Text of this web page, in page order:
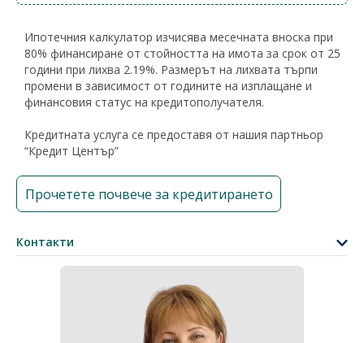
Ипотечния калкулатор изчисява месечната вноска при
80% финансиране от стойността на имота за срок от 25
години при лихва 2.19%. Размерът на лихвата търпи
промени в зависимост от годините на изплащане и
финансовия статус на кредитополучателя.
Кредитната услуга се предоставя от нашия партньор
“Кредит Център”
Прочетете почвече за кредитирането
Контакти